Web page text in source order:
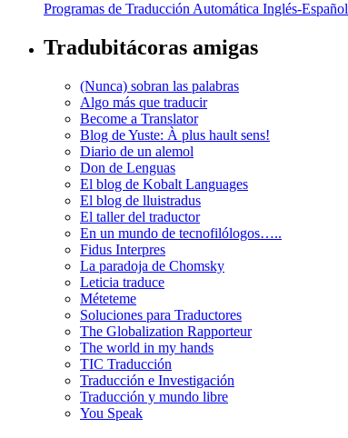
Programas de Traducción Automática Inglés-Español
Tradubitácoras amigas
(Nunca) sobran las palabras
Algo más que traducir
Become a Translator
Blog de Yuste: À plus hault sens!
Diario de un alemol
Don de Lenguas
El blog de Kobalt Languages
El blog de lluistradus
El taller del traductor
En un mundo de tecnofilólogos…..
Fidus Interpres
La paradoja de Chomsky
Leticia traduce
Méteteme
Soluciones para Traductores
The Globalization Rapporteur
The world in my hands
TIC Traducción
Traducción e Investigación
Traducción y mundo libre
You Speak